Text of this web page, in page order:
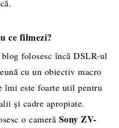
ce filmezi?
folosesc încă DSLR-ul
cu un obiectiv macro
îmi este foarte util pentru
și cadre apropiate.
o cameră Sony ZV-